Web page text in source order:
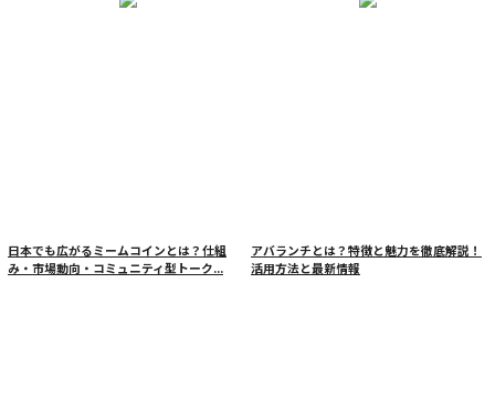
日本でも広がるミームコインとは？仕組
み・市場動向・コミュニティ型トーク...
アバランチとは？特徴と魅力を徹底解説！
活用方法と最新情報